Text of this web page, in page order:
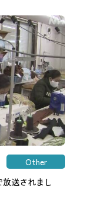
Other
送されまし